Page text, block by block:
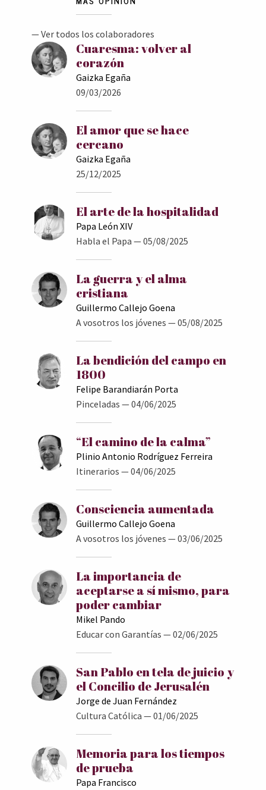
Cuaresma: volver al
corazón
Gaizka Egaña
09/03/2026
El amor que se hace
cercano
Gaizka Egaña
25/12/2025
El arte de la hospitalidad
Papa León XIV
Habla el Papa — 05/08/2025
La guerra y el alma
cristiana
Guillermo Callejo Goena
A vosotros los jóvenes — 05/08/2025
La bendición del campo en
1800
Felipe Barandiarán Porta
Pinceladas — 04/06/2025
“El camino de la calma”
Plinio Antonio Rodríguez Ferreira
Itinerarios — 04/06/2025
Consciencia aumentada
Guillermo Callejo Goena
A vosotros los jóvenes — 03/06/2025
La importancia de
aceptarse a sí mismo, para
poder cambiar
Mikel Pando
Educar con Garantías — 02/06/2025
San Pablo en tela de juicio y
el Concilio de Jerusalén
Jorge de Juan Fernández
Cultura Católica — 01/06/2025
Memoria para los tiempos
de prueba
Papa Francisco
— Ver todos los colaboradores